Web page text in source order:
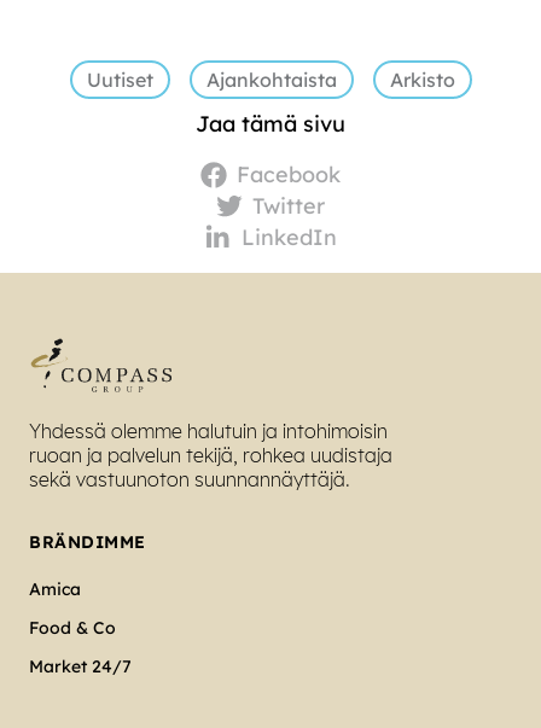
Uutiset Ajankohtaista Arkisto
Jaa tämä sivu
Facebook
Twitter
LinkedIn
Yhdessä olemme halutuin ja intohimoisin
ruoan ja palvelun tekijä, rohkea uudistaja
sekä vastuunoton suunnannäyttäjä.
BRÄNDIMME
Amica
Food & Co
Market 24/7